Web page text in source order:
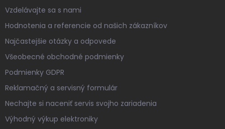
Vzdelávajte sa s nami
Hodnotenia a referencie od našich zákazníkov
Najčastejšie otázky a odpovede
Všeobecné obchodné podmienky
Podmienky GDPR
Reklamačný a servisný formulár
Nechajte si naceniť servis svojho zariadenia
Výhodný výkup elektroniky